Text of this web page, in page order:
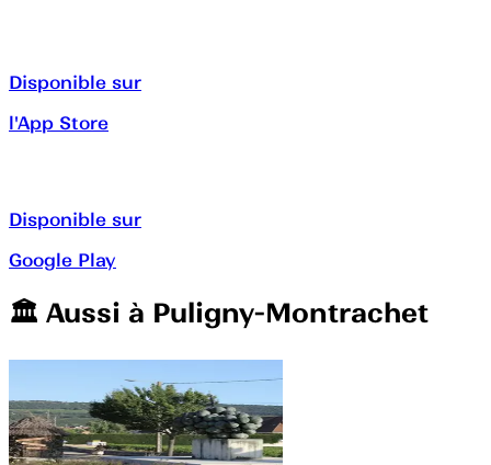
Disponible sur
l'App Store
Disponible sur
Google Play
🏛️️ Aussi à Puligny-Montrachet